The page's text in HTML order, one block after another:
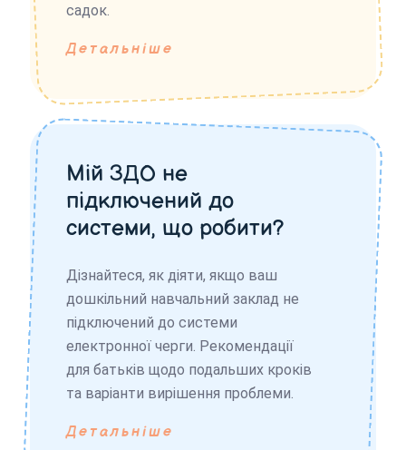
садок.
Детальніше
Мій ЗДО не
підключений до
системи, що робити?
Дізнайтеся, як діяти, якщо ваш
дошкільний навчальний заклад не
підключений до системи
електронної черги. Рекомендації
для батьків щодо подальших кроків
та варіанти вирішення проблеми.
Детальніше